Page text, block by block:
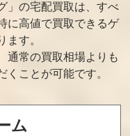
ナー
買取価格
」の宅配買取は、すべ
に高値で買取できるゲ
ます。
通常の買取相場よりも
ことが可能です。
ム